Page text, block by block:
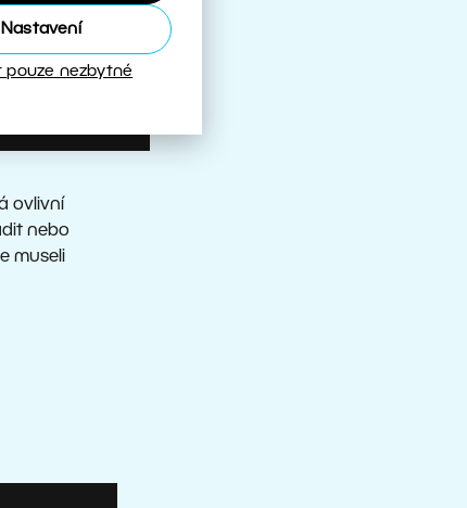
Nastavení
pouze nezbytné
ovlivní
nebo
museli